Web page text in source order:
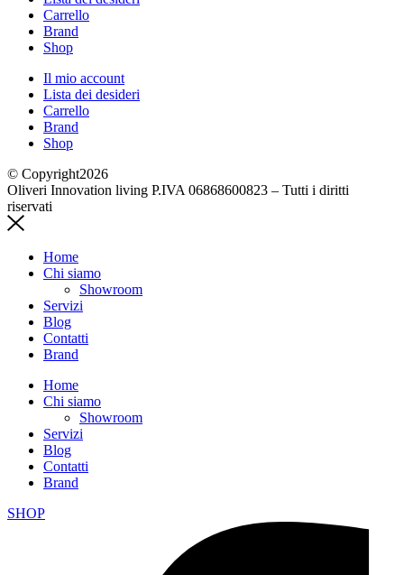
Carrello
Brand
Shop
Il mio account
Lista dei desideri
Carrello
Brand
Shop
© Copyright2026
Oliveri Innovation living P.IVA 06868600823 – Tutti i diritti
riservati
Home
Chi siamo
Showroom
Servizi
Blog
Contatti
Brand
Home
Chi siamo
Showroom
Servizi
Blog
Contatti
Brand
SHOP